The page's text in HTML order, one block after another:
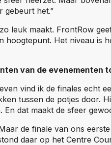
gebeurt het.”
leuk maakt. FrontRow
hoogtepunt. Het niveau is
van de evenementen
vind ik de finales echt
tussen de potjes door.
dat maakt de sfeer
de finale van ons
daar op het Centre